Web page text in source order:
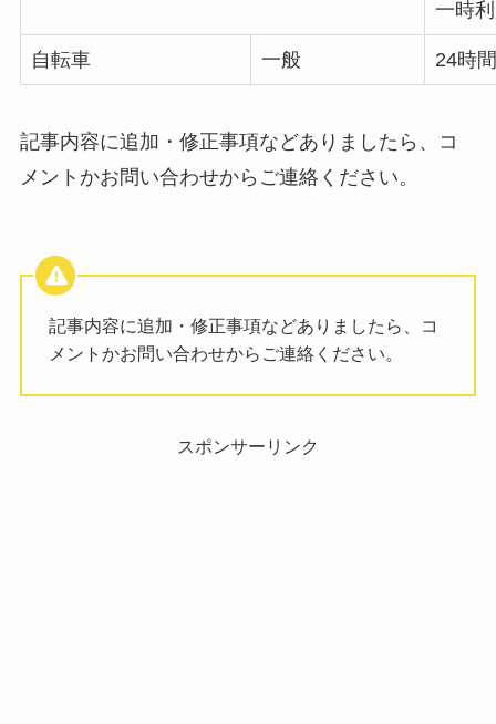
一時
自転車 一般 24時
記事内容に追加・修正事項などありましたら、コ
メントかお問い合わせからご連絡ください。
記事内容に追加・修正事項などありましたら、コ
メントかお問い合わせからご連絡ください。
スポンサーリンク